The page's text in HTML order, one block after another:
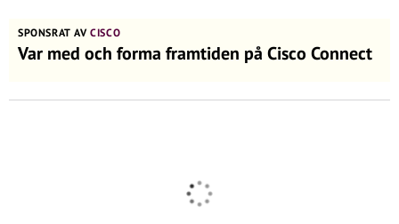
SPONSRAT AVCISCO
Var med och forma framtiden på Cisco Connect